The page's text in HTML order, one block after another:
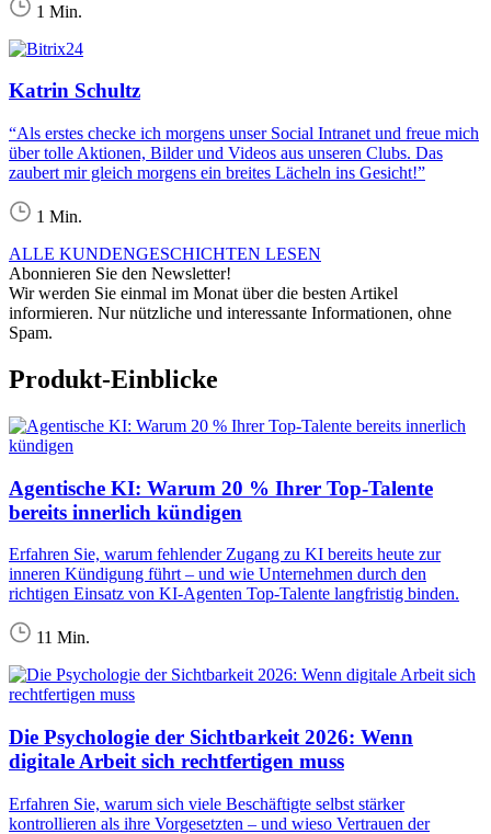
1 Min.
Katrin Schultz
“Als erstes checke ich morgens unser Social Intranet und freue mich
über tolle Aktionen, Bilder und Videos aus unseren Clubs. Das
zaubert mir gleich morgens ein breites Lächeln ins Gesicht!”
1 Min.
ALLE KUNDENGESCHICHTEN LESEN
Abonnieren Sie den Newsletter!
Wir werden Sie einmal im Monat über die besten Artikel
informieren. Nur nützliche und interessante Informationen, ohne
Spam.
Produkt-Einblicke
Agentische KI: Warum 20 % Ihrer Top-Talente
bereits innerlich kündigen
Erfahren Sie, warum fehlender Zugang zu KI bereits heute zur
inneren Kündigung führt – und wie Unternehmen durch den
richtigen Einsatz von KI-Agenten Top-Talente langfristig binden.
11 Min.
Die Psychologie der Sichtbarkeit 2026: Wenn
digitale Arbeit sich rechtfertigen muss
Erfahren Sie, warum sich viele Beschäftigte selbst stärker
kontrollieren als ihre Vorgesetzten – und wieso Vertrauen der